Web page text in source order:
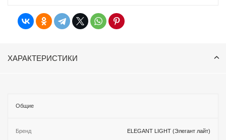
ХАРАКТЕРИСТИКИ
Общие
Бренд ELEGANT LIGHT (Элегант лайт)